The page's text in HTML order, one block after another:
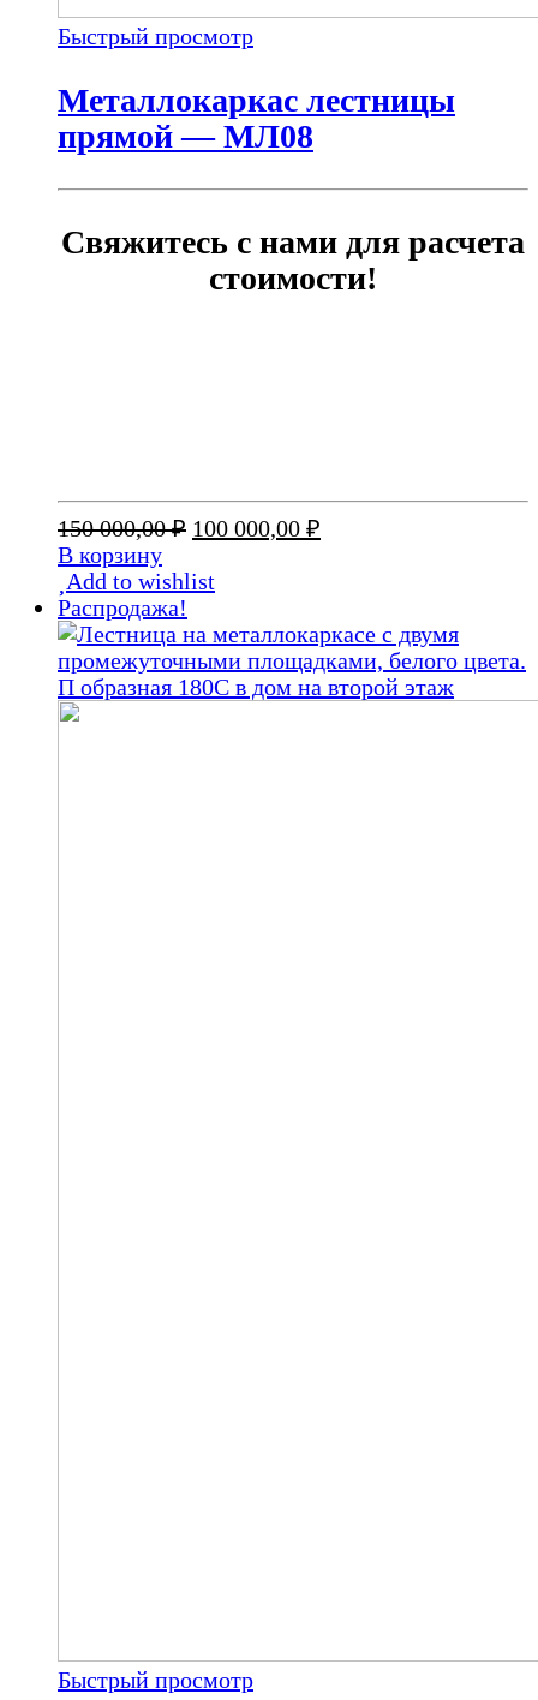
Быстрый просмотр
Металлокаркас лестницы
прямой — МЛ08
Свяжитесь с нами для расчета
стоимости!
150 000,00₽ Первоначальная
составляла
000,00 ₽.
100 000,00 ₽
В корзину
Add to wishlist
Распродажа!
Быстрый просмотр